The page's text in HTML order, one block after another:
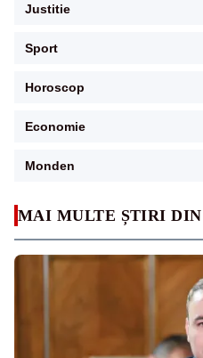
MAI MULTE ȘTIRI DIN
Justitie
Sport
Horoscop
Economie
Monden